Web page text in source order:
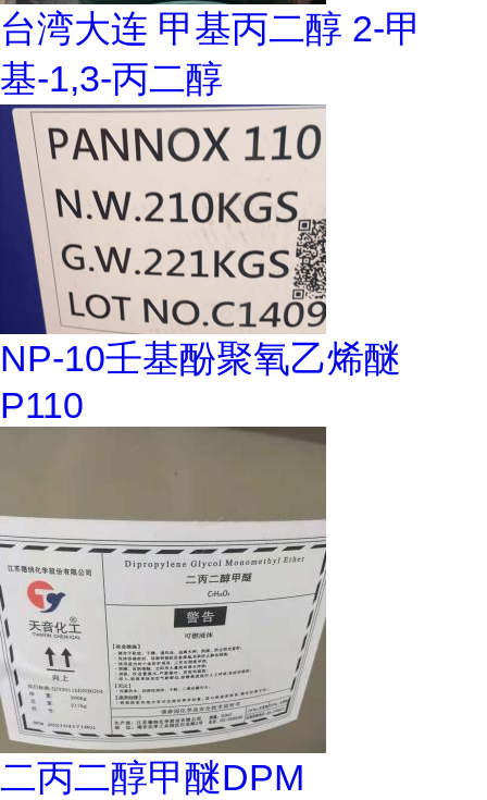
台湾大连 甲基丙二醇 2-甲
基-1,3-丙二醇
NP-10壬基酚聚氧乙烯醚
P110
二丙二醇甲醚DPM